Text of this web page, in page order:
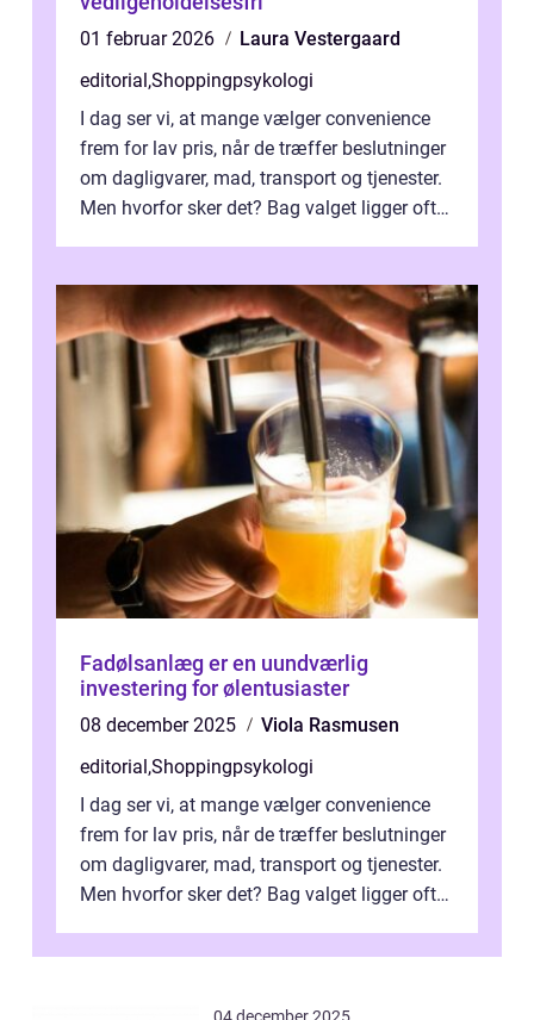
01 februar 2026
Laura Vestergaard
editorial,Shoppingpsykologi
I dag ser vi, at mange vælger convenience
frem for lav pris, når de træffer beslutninger
om dagligvarer, mad, transport og tjenester.
Men hvorfor sker det? Bag valget ligger ofte
Fadølsanlæg er en uundværlig
investering for ølentusiaster
08 december 2025
Viola Rasmusen
editorial,Shoppingpsykologi
I dag ser vi, at mange vælger convenience
frem for lav pris, når de træffer beslutninger
om dagligvarer, mad, transport og tjenester.
Men hvorfor sker det? Bag valget ligger ofte